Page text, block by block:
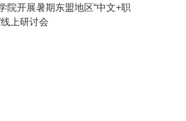
开展暑期东盟地区“中文+职
上研讨会